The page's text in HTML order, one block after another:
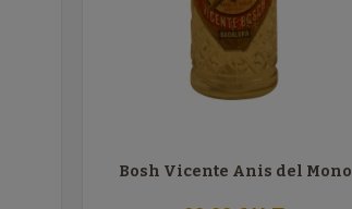
Bosh Vicente Anis del Mono